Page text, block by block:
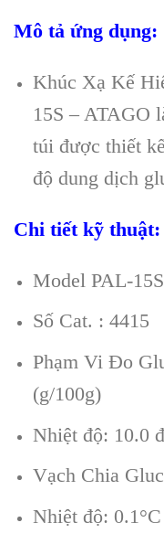
Mô tả ứng dụng:
Khúc Xạ Kế
15S – ATAGO
túi được thiết
độ dung dịch
Chi tiết kỹ thuật:
Model PAL-15S
Số Cat. : 4415
Phạm Vi Đo
(g/100g)
Nhiệt độ: 10.0
Vạch Chia
Nhiệt độ: 0.1°C